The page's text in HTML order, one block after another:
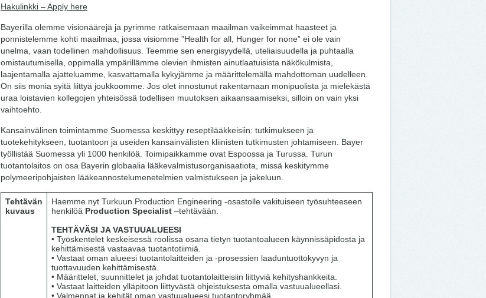
Hakulinkki – Apply here
Bayerilla olemme visionäärejä ja pyrimme ratkaisemaan maailman vaikeimmat haasteet ja
ponnistelemme kohti maailmaa, jossa visiomme ”Health for all, Hunger for none” ei ole vain
unelma, vaan todellinen mahdollisuus. Teemme sen energisyydellä, uteliaisuudella ja puhtaalla
omistautumisella, oppimalla ympärillämme olevien ihmisten ainutlaatuisista näkökulmista,
laajentamalla ajatteluamme, kasvattamalla kykyjämme ja määrittelemällä mahdottoman uudelleen.
On siis monia syitä liittyä joukkoomme. Jos olet innostunut rakentamaan monipuolista ja mielekästä
uraa loistavien kollegojen yhteisössä todellisen muutoksen aikaansaamiseksi, silloin on vain yksi
vaihtoehto.
Kansainvälinen toimintamme Suomessa keskittyy reseptilääkkeisiin: tutkimukseen ja
tuotekehitykseen, tuotantoon ja useiden kansainvälisten kliinisten tutkimusten johtamiseen. Bayer
työllistää Suomessa yli 1000 henkilöä. Toimipaikkamme ovat Espoossa ja Turussa. Turun
tuotantolaitos on osa Bayerin globaalia lääkevalmistusorganisaatiota, missä keskitymme
polymeeripohjaisten lääkeannostelumenetelmien valmistukseen ja jakeluun.
Tehtävän
kuvaus
Haemme nyt Turkuun Production Engineering -osastolle vakituiseen työsuhteeseen
henkilöä Production Specialist –tehtävään.
TEHTÄVÄSI JA VASTUUALUEESI
• Työskentelet keskeisessä roolissa osana tietyn tuotantoalueen käynnissäpidosta ja
kehittämisestä vastaavaa tuotantotiimiä.
• Vastaat oman alueesi tuotantolaitteiden ja -prosessien laaduntuottokyvyn ja
tuottavuuden kehittämisestä.
• Määrittelet, suunnittelet ja johdat tuotantolaitteisiin liittyviä kehityshankkeita.
• Vastaat laitteiden ylläpitoon liittyvästä ohjeistuksesta omalla vastuualueellasi.
• Valmennat ja kehität oman vastuualueesi tuotantoryhmää.